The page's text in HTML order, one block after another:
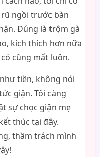
ngồi trước bàn
Đúng là trộm gà
kích thích hơn nữa
cũng mất luôn.
tiền, không nói
giận. Tôi càng
sự chọc giận mẹ
thúc tại đây.
thầm trách mình